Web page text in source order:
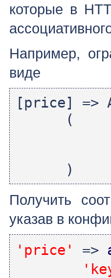
которые в
Например,
виде
[price] =>
(
)
Получить
указав в
'price' =>